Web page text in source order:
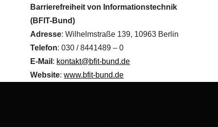
Barrierefreiheit von Informationstechnik
(BFIT-Bund)
Adresse: Wilhelmstraße 139, 10963 Berlin
Telefon: 030 / 8441489 – 0
E-Mail : kontakt@bfit-bund.de
Website:www.bfit-bund.de